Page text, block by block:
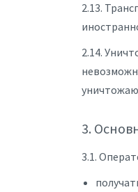
2.13.
2.14.
3.
3.1.